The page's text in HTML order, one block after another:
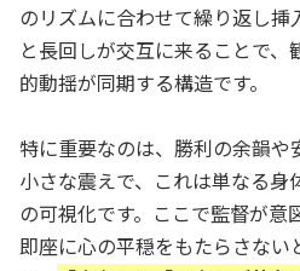
のリズムに合わせて繰り返し挿
と長回しが交互に来ることで
的動揺が同期する構造です。
特に重要なのは、勝利の余韻や
小さな震えで、これは単なる
の可視化です。ここで監督が意
即座に心の平穏をもたらさない